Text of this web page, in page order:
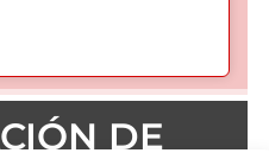
DE